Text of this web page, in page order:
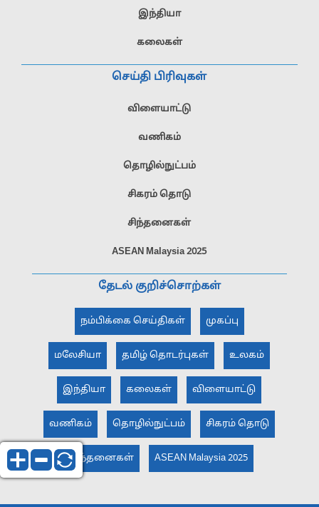
இந்தியா
கலைகள்
செய்தி பிரிவுகள்
விளையாட்டு
வணிகம்
தொழில்நுட்பம்
சிகரம் தொடு
சிந்தனைகள்
ASEAN Malaysia 2025
தேடல் குறிச்சொற்கள்
நம்பிக்கை செய்திகள் முகப்பு
மலேசியா தமிழ் தொடர்புகள் உலகம்
இந்தியா கலைகள் விளையாட்டு
வணிகம் தொழில்நுட்பம் சிகரம் தொடு
சிந்தனைகள் ASEAN Malaysia 2025